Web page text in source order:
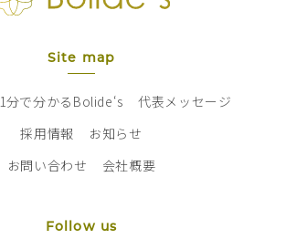
Site map
1分で分かるBolide‘s
代表メッセージ
採用情報
お知らせ
お問い合わせ
会社概要
Follow us